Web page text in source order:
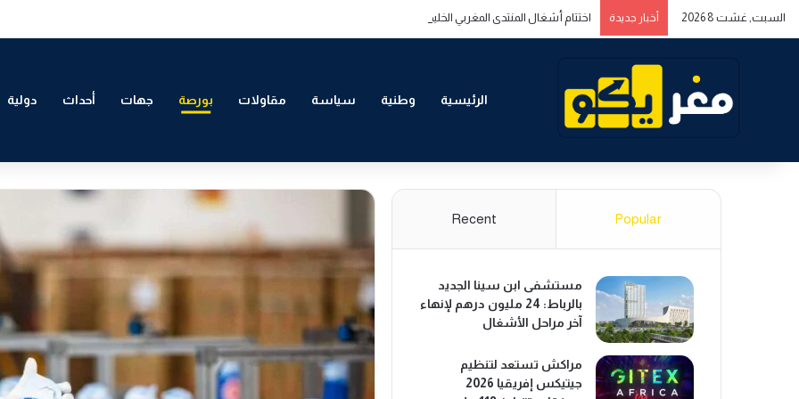
السبت, غشت 8 2026 أخبار جديدة اختتام أشغال المنتدى المغربي الخليجي حول التمكين الاقتصادي والاجتماعي للشباب بالدار البيضاء
الرئيسية وطنية سياسة مقاولات بورصة جهات أحداث دولية
Popular
Recent
مستشفى ابن سينا الجديد
بالرباط: 24 مليون درهم لإنهاء
آخر مراحل الأشغال
مراكش تستعد لتنظيم
جيتيكس إفريقيا 2026